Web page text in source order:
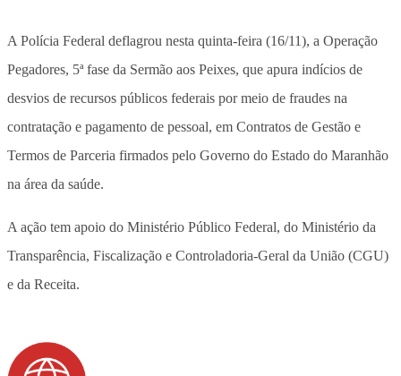
A Polícia Federal deflagrou nesta quinta-feira (16/11), a Operação
Pegadores, 5ª fase da Sermão aos Peixes, que apura indícios de
desvios de recursos públicos federais por meio de fraudes na
contratação e pagamento de pessoal, em Contratos de Gestão e
Termos de Parceria firmados pelo Governo do Estado do Maranhão
na área da saúde.
A ação tem apoio do Ministério Público Federal, do Ministério da
Transparência, Fiscalização e Controladoria-Geral da União (CGU)
e da Receita.